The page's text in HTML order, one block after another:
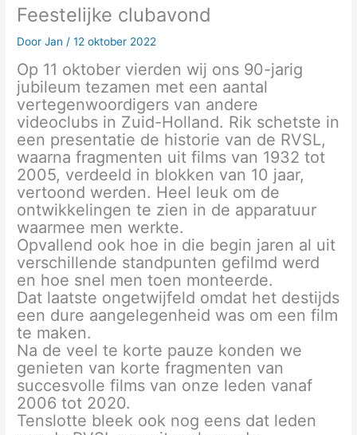
Feestelijke clubavond
DoorJan /12 oktober 2022
Op 11 oktober vierden wij ons 90-jarig
jubileum tezamen met een aantal
vertegenwoordigers van andere
videoclubs in Zuid-Holland. Rik schetste in
een presentatie de historie van de RVSL,
waarna fragmenten uit films van 1932 tot
2005, verdeeld in blokken van 10 jaar,
vertoond werden. Heel leuk om de
ontwikkelingen te zien in de apparatuur
waarmee men werkte.
Opvallend ook hoe in die begin jaren al uit
verschillende standpunten gefilmd werd
en hoe snel men toen monteerde.
Dat laatste ongetwijfeld omdat het destijds
een dure aangelegenheid was om een film
te maken.
Na de veel te korte pauze konden we
genieten van korte fragmenten van
succesvolle films van onze leden vanaf
2006 tot 2020.
Tenslotte bleek ook nog eens dat leden